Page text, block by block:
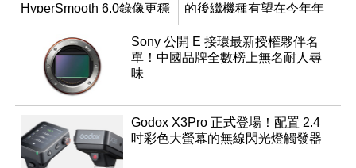
HyperSmooth 6.0錄像更穩
定
的後繼機種有望在今年年
底前推出？
Sony 公開 E 接環最新授權夥伴名
單！中國品牌全數榜上無名耐人尋
味
Godox X3Pro 正式登場！配置 2.4
吋彩色大螢幕的無線閃光燈觸發器